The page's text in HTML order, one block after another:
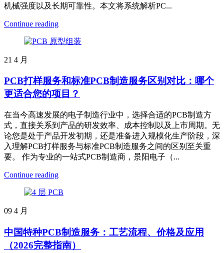
机械强度以及长期可靠性。本文将系统解析PC...
Continue reading
21 4 月
PCB打样服务和标准PCB制造服务区别对比：哪个
更适合您的项目？
在当今高速发展的电子制造行业中，选择合适的PCB制造方
式，直接关系到产品的研发效率、成本控制以及上市周期。无
论您是处于产品开发初期，还是准备进入规模化生产阶段，深
入理解PCB打样服务与标准PCB制造服务之间的区别至关重
要。 作为专业的一站式PCB制造商，景阳电子（...
Continue reading
09 4 月
中国特种PCB制造服务：工艺流程、价格及应用
（2026完整指南）